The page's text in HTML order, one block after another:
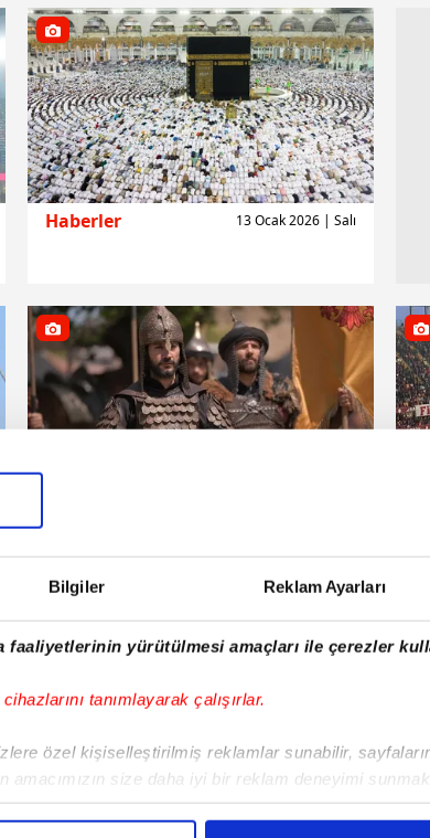
Bilgiler Reklam Ayarları
yürütülmesi amaçları ile çerezler
tanımlayarak çalışırlar.
özel kişiselleştirilmiş reklamlar sunabilir,
amacımızın size daha iyi bir reklam deneyimi
çabayı gösterdiğimizi ve bu noktada,
Haberler 13 Ocak 2026 | Salı
Fenerbahçe'de sürpriz ayrılık ihtimali!